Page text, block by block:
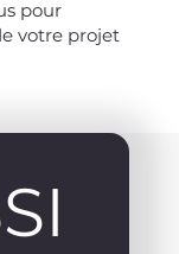
pour
votre projet